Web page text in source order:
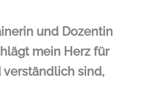
und Dozentin
mein Herz für
verständlich sind,